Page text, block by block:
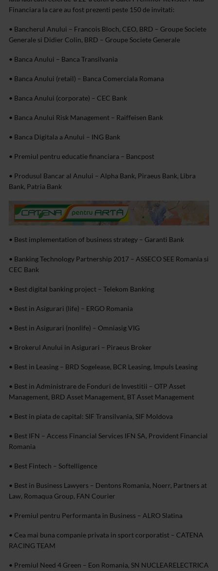
Financiara la care au fost prezenti peste 150 de invitati:
• Bancherul Anului – Francois Bloch, CEO, BRD – Groupe Societe
Generale si Didier Colin, BRD – Groupe Societe Generale
• Banca Anului – Banca Transilvania
• Banca Anului (retail) – Banca Comerciala Romana
• Banca Anului (corporate) – CEC Bank
• Banca Anului Risk Management – Raiffeisen Bank
• Banca Digitala a Anului – ING Bank
• Premiul pentru educatie financiara – Bancpost
• Produsul Bancar al Anului – Alpha Bank, Piraeus Bank, Libra
Bank, Patria Bank
• Best implementation of business strategy – Garanti Bank
• Banking Technology Partnership 2017 – ASSECO SEE Romania si
CEC Bank
• Best digital banking project – Telekom Banking
• Best in Asigurari (life) – ERGO Romania
• Best in Asigurari (nonlife) – Omniasig VIG
• Brokerul Anului in Asigurari – Piraeus Broker
• Best in Leasing – BRD Sogelease, BCR Leasing, Impuls Leasing
• Best in Administrare de Fonduri de Investitii – OTP Asset
Management, BRD Asset Management, BT Asset Management
• Best in piata de capital: SIF Transilvania, SIF Moldova
• Best IFN – Access Financial Services IFN SA, Provident Financial
Romania
• Best Fintech – Softelligence
• Best in Business Lawyers – Dentons Romania, Noerr, Partners at
Law, Romaqua Group, FAN Courier
• Premiul pentru Performanta in Business – ALRO Slatina
• Cea mai buna companie privata in sport corporatist – CATENA
RACING TEAM
• Premiul Need 4 Green – Eon Romania, SN NUCLEARELECTRICA